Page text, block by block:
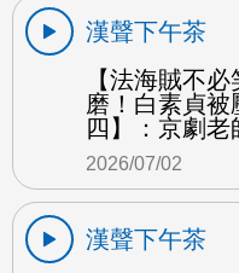
漢聲下午茶
【法海賊不
磨！白素貞
四】：京劇老
2026/07/02
漢聲下午茶